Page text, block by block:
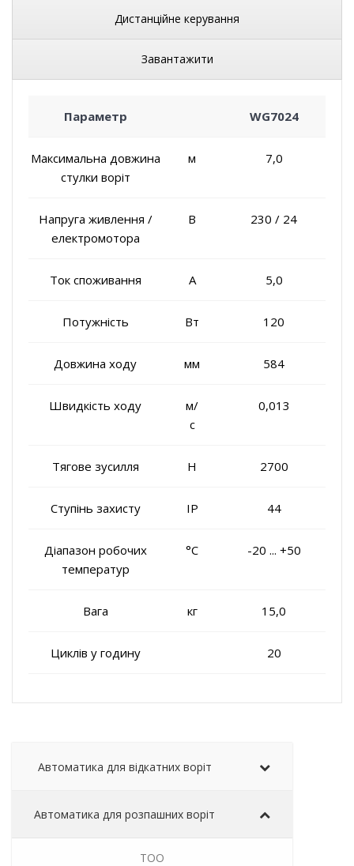
Дистанційне керування
Завантажити
Параметр WG7024
Максимальна довжина
стулки воріт
м 7,0
Напруга живлення /
електромотора
В 230 / 24
Ток споживання A 5,0
Потужність Вт 120
Довжина ходу мм 584
Швидкість ходу
м/
с
0,013
Тягове зусилля Н 2700
Ступінь захисту IP 44
Діапазон робочих
температур
°C -20 ... +50
Вага кг 15,0
Циклів у годину 20
Автоматика для відкатних воріт
Автоматика для розпашних воріт
TOO